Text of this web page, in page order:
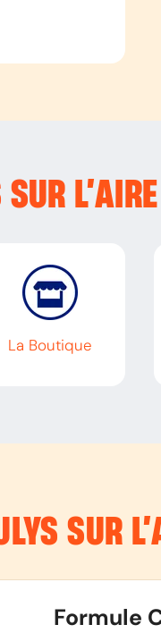
L’
La Boutique
SUR
Formule